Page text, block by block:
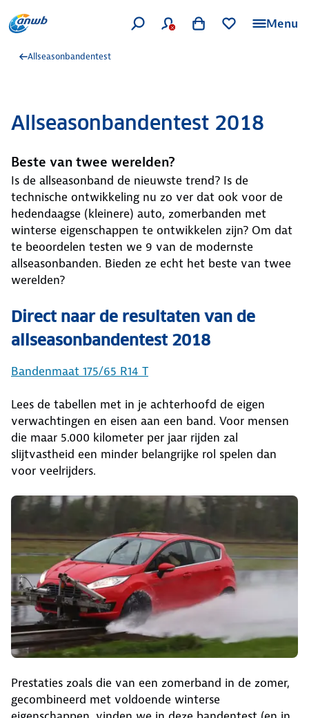
Menu
Allseasonbandentest
Allseasonbandentest 2018
Beste van twee werelden?
Is de allseasonband de nieuwste trend? Is de
technische ontwikkeling nu zo ver dat ook voor de
hedendaagse (kleinere) auto, zomerbanden met
winterse eigenschappen te ontwikkelen zijn? Om dat
te beoordelen testen we 9 van de modernste
allseasonbanden. Bieden ze echt het beste van twee
werelden?
Direct naar de resultaten van de
allseasonbandentest 2018
Bandenmaat 175/65 R14 T
Lees de tabellen met in je achterhoofd de eigen
verwachtingen en eisen aan een band. Voor mensen
die maar 5.000 kilometer per jaar rijden zal
slijtvastheid een minder belangrijke rol spelen dan
voor veelrijders.
Prestaties zoals die van een zomerband in de zomer,
gecombineerd met voldoende winterse